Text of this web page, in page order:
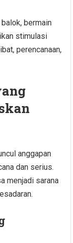
bermain
stimulasi
perencanaan,
anggapan
dan serius.
menjadi sarana